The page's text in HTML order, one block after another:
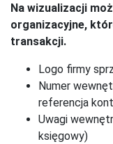
Na wizualizacji
organizacyjne,
transakcji.
Logo firmy
Numer
referencja
Uwagi
księgowy)